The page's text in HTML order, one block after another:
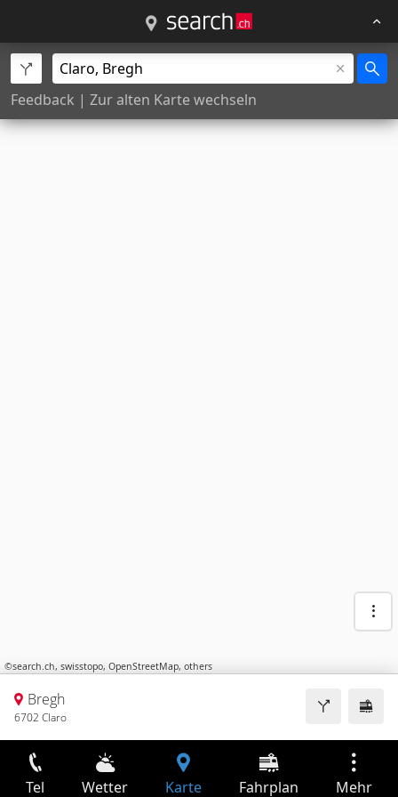
Feedback | Zur alten Karte wechseln
©search.ch, swisstopo, OpenStreetMap, others
Bregh
6702 Claro
Tel Wetter Karte Fahrplan Mehr